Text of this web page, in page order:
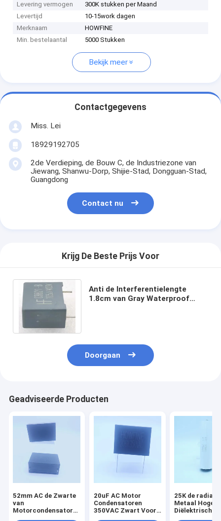
Levering vermogen
300K stukken per Maand
Levertijd
10-15work dagen
Merknaam
HOWFINE
Min. bestelaantal
5000 Stukken
Bekijk meer
Contactgegevens
Miss. Lei
18929192705
2de Verdieping, de Bouw C, de Industriezone van
Jiewang, Shanwu-Dorp, Shijie-Stad, Dongguan-Stad,
Guangdong
Contact nu
Krijg De Beste Prijs Voor
Anti de Interferentielengte
1.8cm van Gray Waterproof
Doorgaan
Geadviseerde Producten
52mm AC de Zwarte
van
Motorcondensatoren
20uF AC Motor
Condensatoren
350VAC Zwart Voor
25K de radiale
Metaal Hoge
Diëlektrische